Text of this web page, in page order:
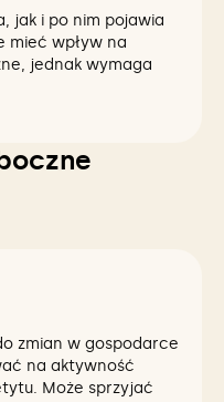
jak i po nim pojawia
mieć wpływ na
jednak wymaga
zmian w gospodarce
na aktywność
Może sprzyjać